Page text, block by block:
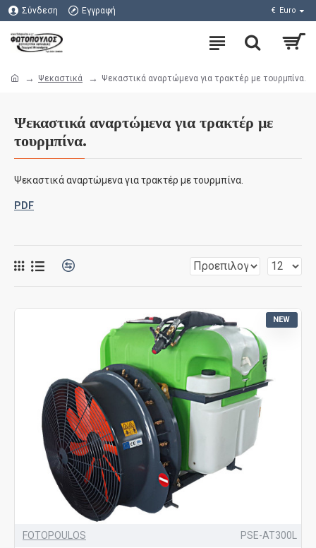
Σύνδεση Εγγραφή € Euro
Ψεκαστικά Ψεκαστικά αναρτώμενα για τρακτέρ με τουρμπίνα.
Ψεκαστικά αναρτώμενα για τρακτέρ με
τουρμπίνα.
Ψεκαστικά αναρτώμενα για τρακτέρ με τουρμπίνα.
PDF
NEW
FOTOPOULOS PSE-AT300L